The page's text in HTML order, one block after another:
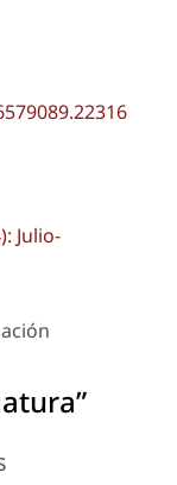
Julio-